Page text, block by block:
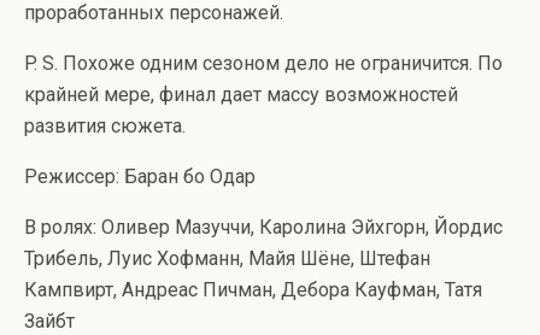
проработанных персонажей.
P. S. Похоже одним сезоном дело не ограничится. По
крайней мере, финал дает массу возможностей
развития сюжета.
Режиссер: Баран бо Одар
В ролях: Оливер Мазуччи, Каролина Эйхгорн, Йордис
Трибель, Луис Хофманн, Майя Шёне, Штефан
Кампвирт, Андреас Пичман, Дебора Кауфман, Татя
Зайбт